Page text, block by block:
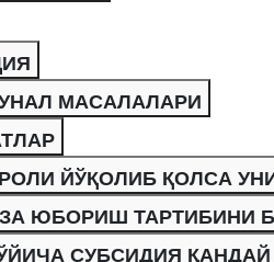
МАСАЛАЛАРИ
ЙЎҚОЛИБ ҚОЛСА
ЮБОРИШ ТАРТИБИНИ
СУБСИДИЯ